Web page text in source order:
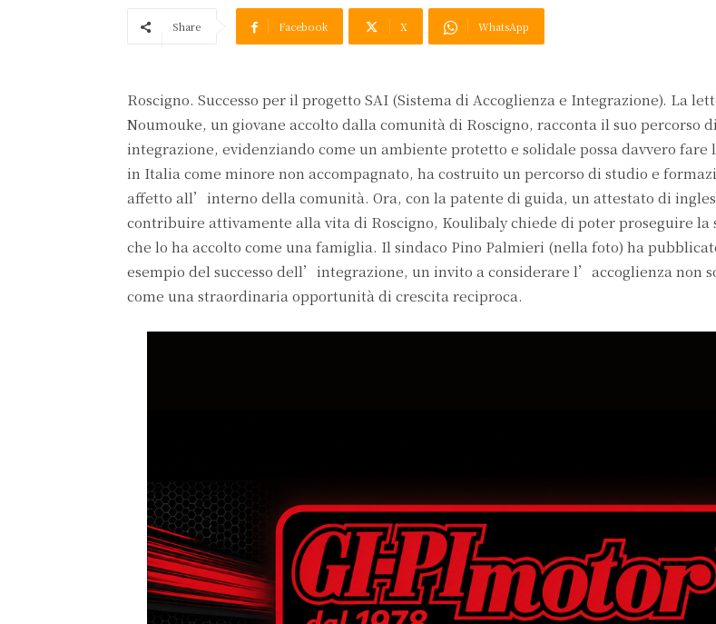
Share Facebook X WhatsApp
Roscigno. Successo per il progetto SAI (Sistema di Accoglienza e Integrazione). La
Noumouke, un giovane accolto dalla comunità di Roscigno, racconta il suo percorso
integrazione, evidenziando come un ambiente protetto e solidale possa davvero
in Italia come minore non accompagnato, ha costruito un percorso di studio e
affetto all’interno della comunità. Ora, con la patente di guida, un attestato di
contribuire attivamente alla vita di Roscigno, Koulibaly chiede di poter proseguire la
che lo ha accolto come una famiglia. Il sindaco Pino Palmieri (nella foto) ha
esempio del successo dell’integrazione, un invito a considerare l’accoglienza non
come una straordinaria opportunità di crescita reciproca.